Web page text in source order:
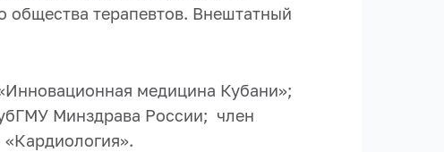
общества терапевтов. Внештатный
медицина Кубани»;
Минздрава России; член
«Кардиология».